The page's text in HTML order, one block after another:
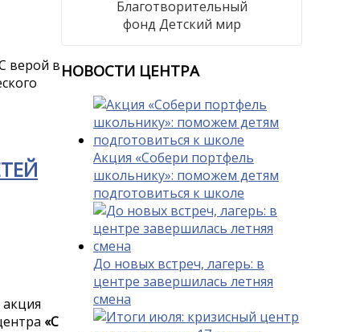
верой в
«С
НОВОСТИ ЦЕНТРА
Акция «Собери портфель
школьнику»: поможем детям
подготовиться к школе
До новых встреч, лагерь: в
центре завершилась летняя
смена